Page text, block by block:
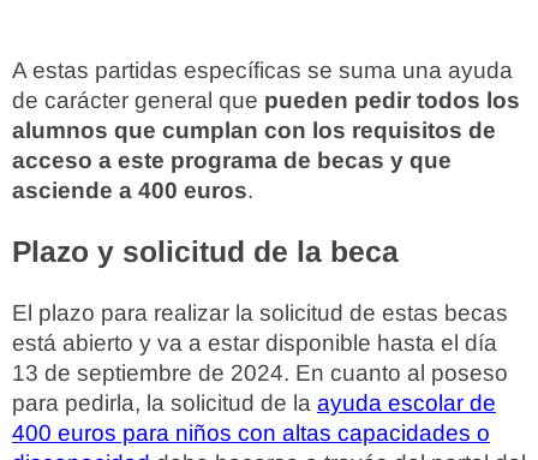
A estas partidas específicas se suma una ayuda
de carácter general que pueden pedir todos los
alumnos que cumplan con los requisitos de
acceso a este programa de becas y que
asciende a 400 euros.
Plazo y solicitud de la beca
El plazo para realizar la solicitud de estas becas
está abierto y va a estar disponible hasta el día
13 de septiembre de 2024. En cuanto al poseso
para pedirla, la solicitud de la ayuda escolar de
400 euros para niños con altas capacidades o